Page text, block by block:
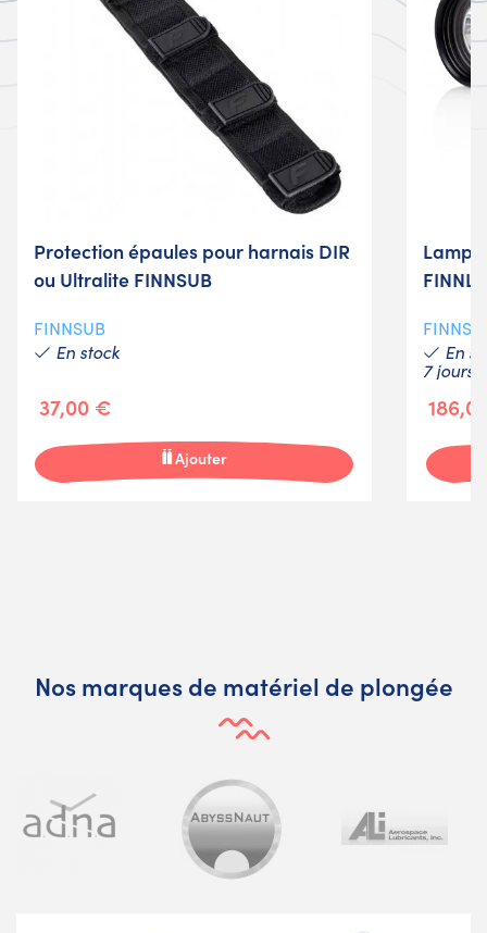
Protection épaules pour harnais DIR
ou Ultralite FINNSUB
FINNSUB
En stock
37,00 €
Ajouter
En
7 jours
Nos marques de matériel de plongée